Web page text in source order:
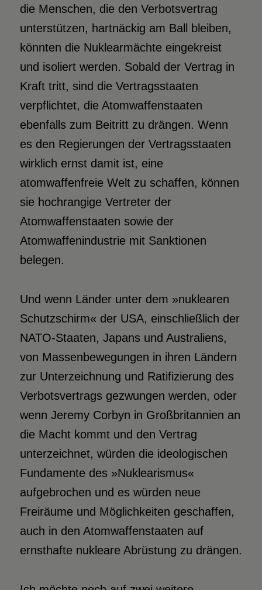
die Menschen, die den Verbotsvertrag
unterstützen, hartnäckig am Ball bleiben,
könnten die Nuklearmächte eingekreist
und isoliert werden. Sobald der Vertrag in
Kraft tritt, sind die Vertragsstaaten
verpflichtet, die Atomwaffenstaaten
ebenfalls zum Beitritt zu drängen. Wenn
es den Regierungen der Vertragsstaaten
wirklich ernst damit ist, eine
atomwaffenfreie Welt zu schaffen, können
sie hochrangige Vertreter der
Atomwaffenstaaten sowie der
Atomwaffenindustrie mit Sanktionen
belegen.
Und wenn Länder unter dem »nuklearen
Schutzschirm« der USA, einschließlich der
NATO-Staaten, Japans und Australiens,
von Massenbewegungen in ihren Ländern
zur Unterzeichnung und Ratifizierung des
Verbotsvertrags gezwungen werden, oder
wenn Jeremy Corbyn in Großbritannien an
die Macht kommt und den Vertrag
unterzeichnet, würden die ideologischen
Fundamente des »Nuklearismus«
aufgebrochen und es würden neue
Freiräume und Möglichkeiten geschaffen,
auch in den Atomwaffenstaaten auf
ernsthafte nukleare Abrüstung zu drängen.